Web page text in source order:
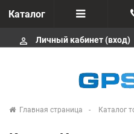
Каталог
Отзывы
+375 291646666
msa333
perm_identity Личный кабинет (вход)
Главная страница Каталог